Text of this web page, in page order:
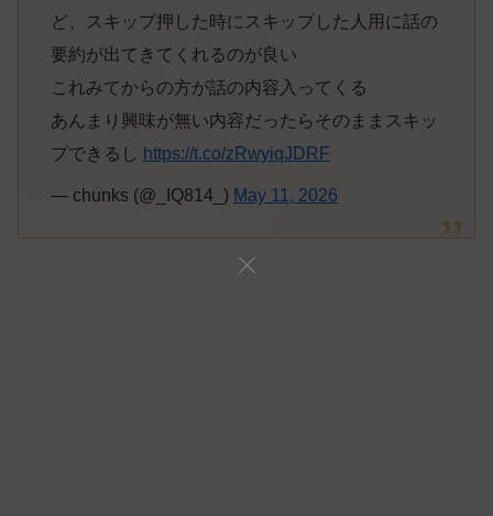
ど、スキップ押した時にスキップした人用に話の
要約が出てきてくれるのが良い
これみてからの方が話の内容入ってくる
あんまり興味が無い内容だったらそのままスキッ
プできるし https://t.co/zRwyiqJDRF
— chunks (@_IQ814_) May 11, 2026